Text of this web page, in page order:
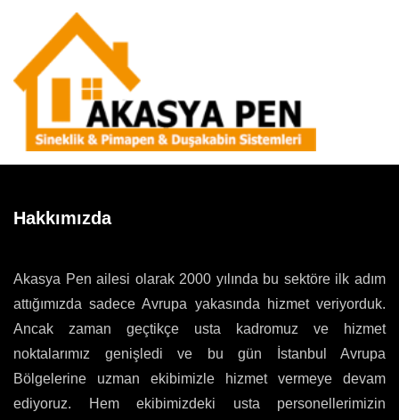
Hakkımızda
Akasya Pen ailesi olarak 2000 yılında bu sektöre ilk adım
attığımızda sadece Avrupa yakasında hizmet veriyorduk.
Ancak zaman geçtikçe usta kadromuz ve hizmet
noktalarımız genişledi ve bu gün İstanbul Avrupa
Bölgelerine uzman ekibimizle hizmet vermeye devam
ediyoruz. Hem ekibimizdeki usta personellerimizin